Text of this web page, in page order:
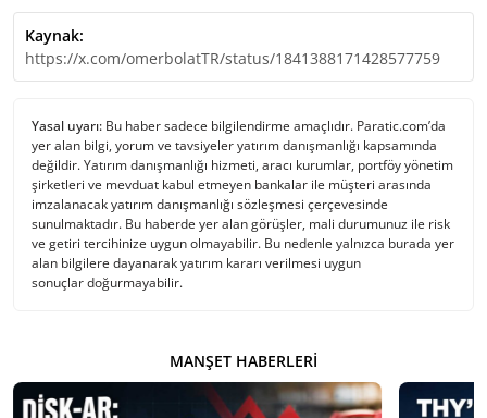
Kaynak:
https://x.com/omerbolatTR/status/1841388171428577759
Yasal uyarı: Bu haber sadece bilgilendirme amaçlıdır. Paratic.com’da
yer alan bilgi, yorum ve tavsiyeler yatırım danışmanlığı kapsamında
değildir. Yatırım danışmanlığı hizmeti, aracı kurumlar, portföy yönetim
şirketleri ve mevduat kabul etmeyen bankalar ile müşteri arasında
imzalanacak yatırım danışmanlığı sözleşmesi çerçevesinde
sunulmaktadır. Bu haberde yer alan görüşler, mali durumunuz ile risk
ve getiri tercihinize uygun olmayabilir. Bu nedenle yalnızca burada yer
alan bilgilere dayanarak yatırım kararı verilmesi uygun
sonuçlar doğurmayabilir.
MANŞET HABERLERI